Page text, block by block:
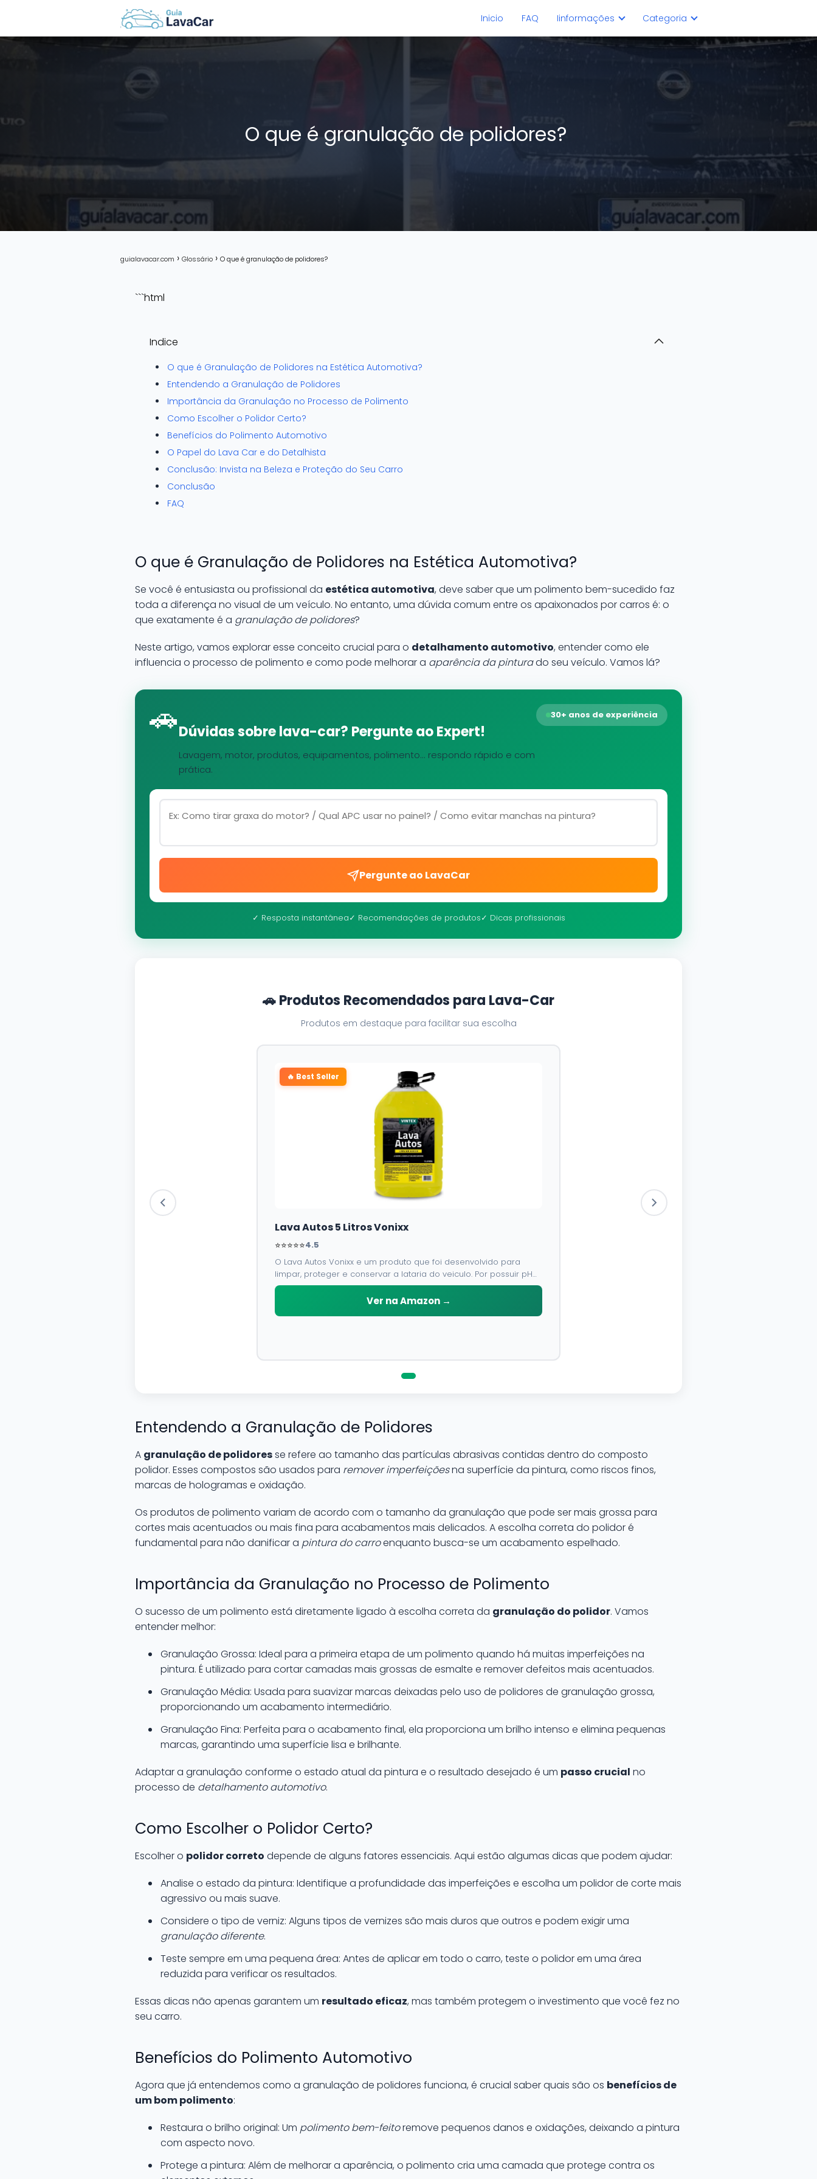
Inicio FAQ Iinformações Categoria
O que é granulação de polidores?
guialavacar.com Glossário O que é granulação de polidores?
```html
Indice
O que é Granulação de Polidores na Estética Automotiva?
Entendendo a Granulação de Polidores
Importância da Granulação no Processo de Polimento
Como Escolher o Polidor Certo?
Benefícios do Polimento Automotivo
O Papel do Lava Car e do Detalhista
Conclusão: Invista na Beleza e Proteção do Seu Carro
Conclusão
FAQ
O que é Granulação de Polidores na Estética Automotiva?
Se você é entusiasta ou profissional da estética automotiva, deve saber que um polimento bem-sucedido faz
toda a diferença no visual de um veículo. No entanto, uma dúvida comum entre os apaixonados por carros é: o
que exatamente é a granulação de polidores?
Neste artigo, vamos explorar esse conceito crucial para o detalhamento automotivo, entender como ele
influencia o processo de polimento e como pode melhorar a aparência da pinturado seu veículo. Vamos lá?
🚗Dúvidas sobre lava-car? Pergunte ao Expert!
Lavagem, motor, produtos, equipamentos, polimento... respondo rápido e com
prática.
30+ anos de experiência
Pergunte ao LavaCar
✓ Resposta instantânea✓ Recomendações de produtos✓ Dicas profissionais
🚗 Produtos Recomendados para Lava-Car
Produtos em destaque para facilitar sua escolha
🔥 Best Seller
Lava Autos 5 Litros Vonixx
⭐⭐⭐⭐⭐4.5
O Lava Autos Vonixx e um produto que foi desenvolvido para
limpar, proteger e conservar a lataria do veiculo. Por possuir pH
neutro, pode ser aplicado em qualquer superficie sem correr o
Ver na Amazon →
Entendendo a Granulação de Polidores
A granulação de polidoresse refere ao tamanho das partículas abrasivas contidas dentro do composto
polidor. Esses compostos são usados para remover imperfeiçõesna superfície da pintura, como riscos finos,
marcas de hologramas e oxidação.
Os produtos de polimento variam de acordo com o tamanho da granulação que pode ser mais grossa para
cortes mais acentuados ou mais fina para acabamentos mais delicados. A escolha correta do polidor é
fundamental para não danificar a pintura do carroenquanto busca-se um acabamento espelhado.
Importância da Granulação no Processo de Polimento
O sucesso de um polimento está diretamente ligado à escolha correta da granulação do polidor. Vamos
entender melhor:
Granulação Grossa: Ideal para a primeira etapa de um polimento quando há muitas imperfeições na
pintura. É utilizado para cortar camadas mais grossas de esmalte e remover defeitos mais acentuados.
Granulação Média: Usada para suavizar marcas deixadas pelo uso de polidores de granulação grossa,
proporcionando um acabamento intermediário.
Granulação Fina: Perfeita para o acabamento final, ela proporciona um brilho intenso e elimina pequenas
marcas, garantindo uma superfície lisa e brilhante.
Adaptar a granulação conforme o estado atual da pintura e o resultado desejado é um passo crucial no
processo de detalhamento automotivo.
Como Escolher o Polidor Certo?
Escolher o polidor correto depende de alguns fatores essenciais. Aqui estão algumas dicas que podem ajudar:
Analise o estado da pintura: Identifique a profundidade das imperfeições e escolha um polidor de corte mais
agressivo ou mais suave.
Considere o tipo de verniz: Alguns tipos de vernizes são mais duros que outros e podem exigir uma
granulação diferente.
Teste sempre em uma pequena área: Antes de aplicar em todo o carro, teste o polidor em uma área
reduzida para verificar os resultados.
Essas dicas não apenas garantem um resultado eficaz, mas também protegem o investimento que você fez no
seu carro.
Benefícios do Polimento Automotivo
Agora que já entendemos como a granulação de polidores funciona, é crucial saber quais são os benefícios de
um bom polimento:
Restaura o brilho original: Um polimento bem-feitoremove pequenos danos e oxidações, deixando a pintura
com aspecto novo.
Protege a pintura: Além de melhorar a aparência, o polimento cria uma camada que protege contra os